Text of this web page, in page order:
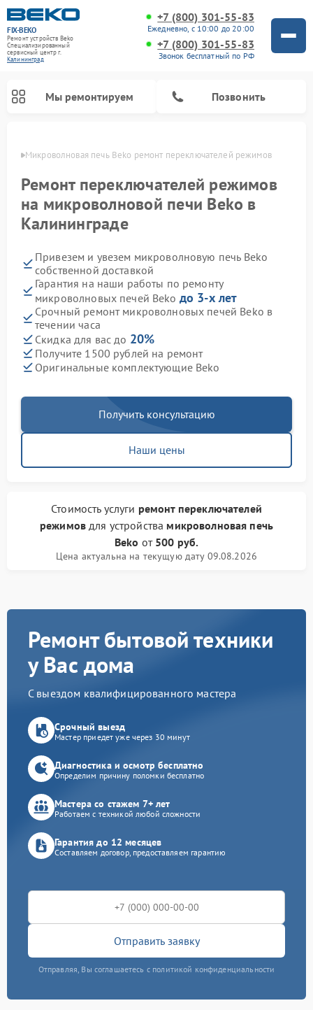
FIX-BEKO
Ремонт устройств Beko
Специализированный
cервисный центр г.
Калининград
+7 (800) 301-55-83
Ежедневно, с 10:00 до 20:00
+7 (800) 301-55-83
Звонок бесплатный по РФ
Мы ремонтируем Позвонить
Микроволновая печь Beko ремонт переключателей режимов
Ремонт переключателей режимов
на микроволновой печи Beko в
Калининграде
Привезем и увезем микроволновую печь Beko
собственной доставкой
Гарантия на наши работы по ремонту
микроволновых печей Beko до 3-х лет
Срочный ремонт микроволновых печей Beko в
течении часа
Скидка для вас до 20%
Получите 1500 рублей на ремонт
Оригинальные комплектующие Beko
Получить консультацию
Наши цены
Стоимость услуги ремонт переключателей
режимовдля устройства микроволновая печь
Beko от 500 руб.
Цена актуальна на текущую дату 09.08.2026
Ремонт бытовой техники
у Вас дома
С выездом квалифицированного мастера
Срочный выезд
Мастер приедет уже через 30 минут
Диагностика и осмотр бесплатно
Определим причину поломки бесплатно
Мастера со стажем 7+ лет
Работаем с техникой любой сложности
Гарантия до 12 месяцев
Составляем договор, предоставляем гарантию
Отправить заявку
Отправляя, Вы соглашаетесь с политикой конфиденциальности